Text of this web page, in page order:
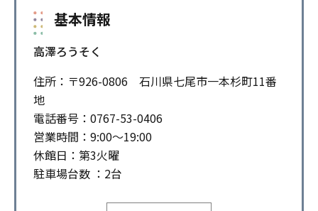
基本情報
高澤ろうそく
住所：〒926-0806 石川県七尾市一本杉町11番
地
電話番号：0767-53-0406
営業時間：9:00～19:00
休館日：第3火曜
駐車場台数 ：2台